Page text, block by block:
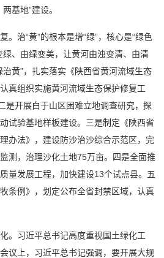
基地”建设。
治“黄”的根本是增“绿”，核心是“绿色
绿、由绿变美，让黄河由浊变清、由清
黄”，扎实落实《陕西省黄河流域生态
真组织实施黄河流域生态保护修复工
是开展白于山区困难立地调查研究，探
试验基地样板建设。三是制定《陕西省
办法》，建设防沙治沙综合示范区，完
测，治理沙化土地75万亩。四是全面推
量发展工程，加快建设13个试点县。五
条例》，划定公布全省封禁区域，认真
习近平总书记高度重视国土绿化工
议上，习近平总书记强调，要开展大规